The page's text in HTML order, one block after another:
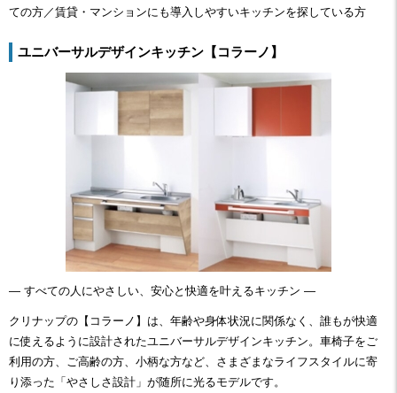
ての方／賃貸・マンションにも導入しやすいキッチンを探している方
ユニバーサルデザインキッチン【コラーノ】
― すべての人にやさしい、安心と快適を叶えるキッチン ―
クリナップの【コラーノ】は、年齢や身体状況に関係なく、誰もが快適
に使えるように設計されたユニバーサルデザインキッチン。車椅子をご
利用の方、ご高齢の方、小柄な方など、さまざまなライフスタイルに寄
り添った「やさしさ設計」が随所に光るモデルです。